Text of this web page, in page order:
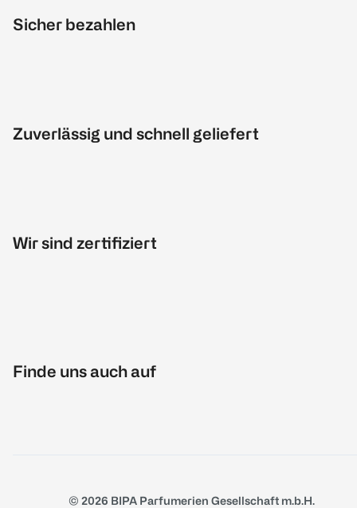
Sicher bezahlen
Zuverlässig und schnell geliefert
Wir sind zertifiziert
Finde uns auch auf
© 2026 BIPA Parfumerien Gesellschaft m.b.H.